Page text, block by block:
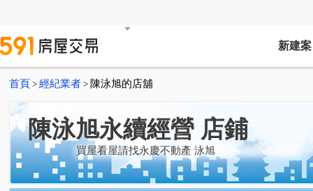
新建案
首頁 > 經紀業者 > 陳泳旭的店舖
陳泳旭永續經營 店鋪
買屋看屋請找永慶不動產 泳旭